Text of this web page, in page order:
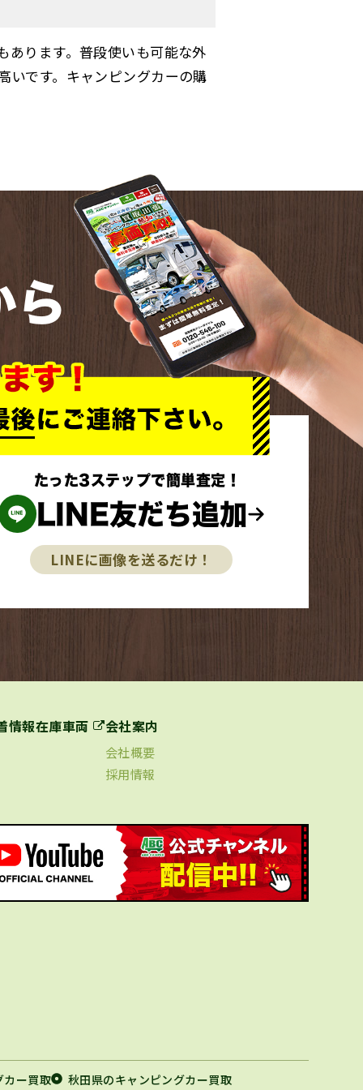
あります。普段使いも可能な外
いです。キャンピングカーの購
ら
たった3ステップで簡単査定！
LINE友だち追加
LINEに画像を送るだけ！
情報在庫車両 会社案内
会社概要
採用情報
カー買取 秋田県のキャンピングカー買取